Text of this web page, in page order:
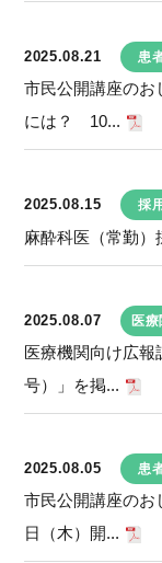
2025.08.21 患
市民公開講座の
には？ 10...
2025.08.15 採
麻酔科医（常勤）
2025.08.07 医
医療機関向け広報
号）」を掲...
2025.08.05 患
市民公開講座の
日（木）開...